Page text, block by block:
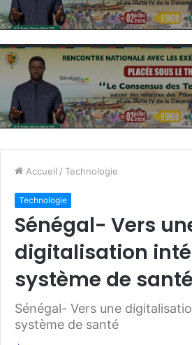
Accueil / Technologie
Technologie
Sénégal- Vers
digitalisation
système de santé
Sénégal- Vers une
système de santé